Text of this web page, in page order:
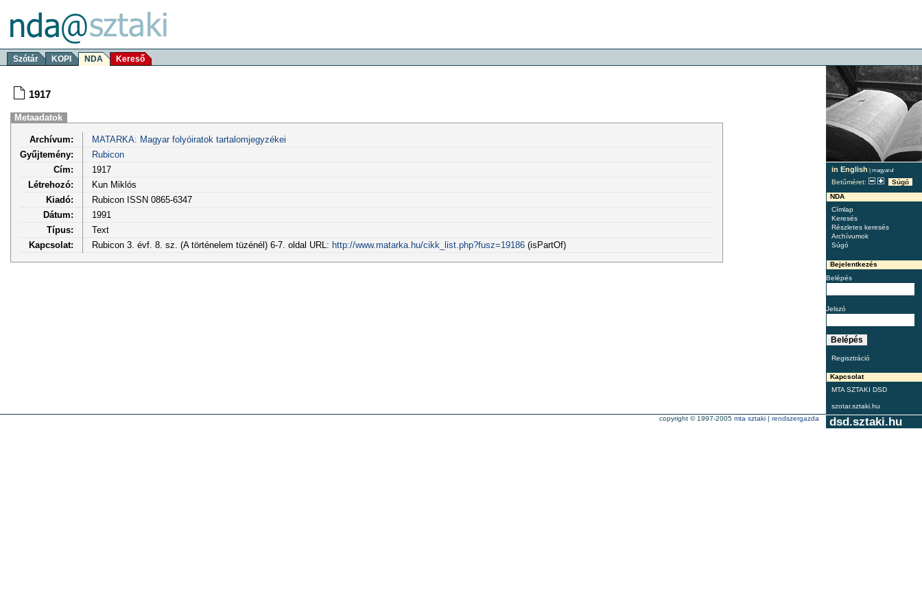
Szótár KOPI NDA Kereső
in English | magyarul
Betűméret:
Súgó
NDA
Címlap
Keresés
Részletes keresés
Archívumok
Súgó
Bejelentkezés
Belépés
Jelszó
Regisztráció
Kapcsolat
MTA SZTAKI DSD
szotar.sztaki.hu
1917
Metaadatok
Archívum:
MATARKA: Magyar folyóiratok tartalomjegyzékei
Gyűjtemény:
Rubicon
Cím:
1917
Létrehozó:
Kun Miklós
Kiadó:
Rubicon ISSN 0865-6347
Dátum:
1991
Típus:
Text
Kapcsolat:
Rubicon 3. évf. 8. sz. (A történelem tüzénél) 6-7. oldal URL: http://www.matarka.hu/cikk_list.php?fusz=19186(isPartOf)
dsd.sztaki.hu
copyright © 1997-2005 mta sztaki | rendszergazda